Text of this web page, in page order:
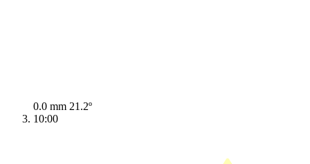
0.0 mm 21.2º
10:00